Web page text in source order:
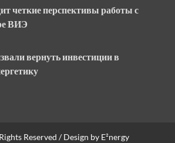
четкие перспективы работы с
ВИЭ
вернуть инвестиции в
Reserved / Design by E²nergy